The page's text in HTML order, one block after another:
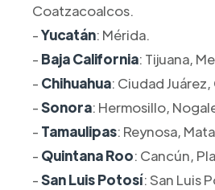
Coatzacoalcos.
-Yucatán: Mérida.
- Baja California: Tijuana,
- Chihuahua: Ciudad
-Sonora: Hermosillo,
- Tamaulipas: Reynosa,
- Quintana Roo: Cancún,
-San Luis Potosí: San Luis